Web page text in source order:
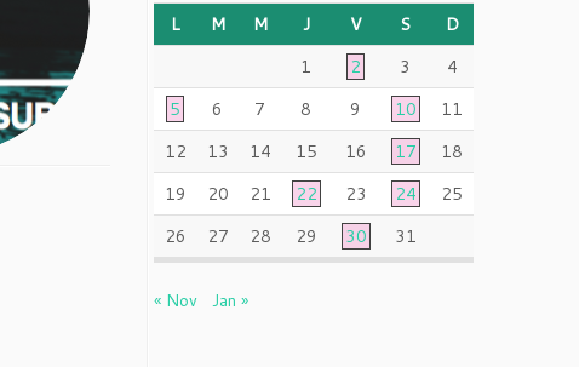
L M M J V S
D
1
2 3
4
5
6 7 8 9 10
11
12
13 14 15 16 17
18
19
20 21 22 23 24
25
26
27 28 29 30 31
« Nov Jan »